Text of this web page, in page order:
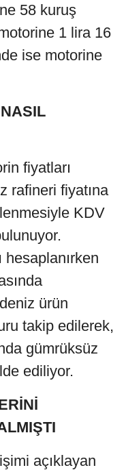
58 kuruş
1 lira 16
ise motorine
fiyatları
rafineri fiyatına
KDV
ürün
takip edilerek,
gümrüksüz
ediliyor.
açıklayan